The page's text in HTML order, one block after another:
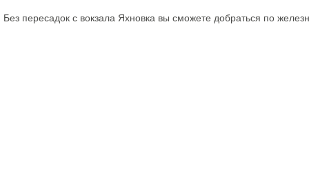
Без пересадок с вокзала Яхновка вы сможете добраться по